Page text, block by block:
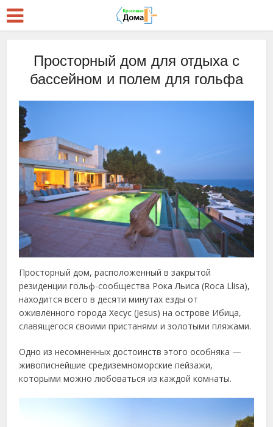
Просторный дом для отдыха с
бассейном и полем для гольфа
Просторный дом, расположенный в закрытой
резиденции гольф-сообщества Рока Льиса (Roca Llisa),
находится всего в десяти минутах езды от
оживлённого города Хесус (Jesus) на острове Ибица,
славящегося своими пристанями и золотыми пляжами.
Одно из несомненных достоинств этого особняка —
живописнейшие средиземноморские пейзажи,
которыми можно любоваться из каждой комнаты.